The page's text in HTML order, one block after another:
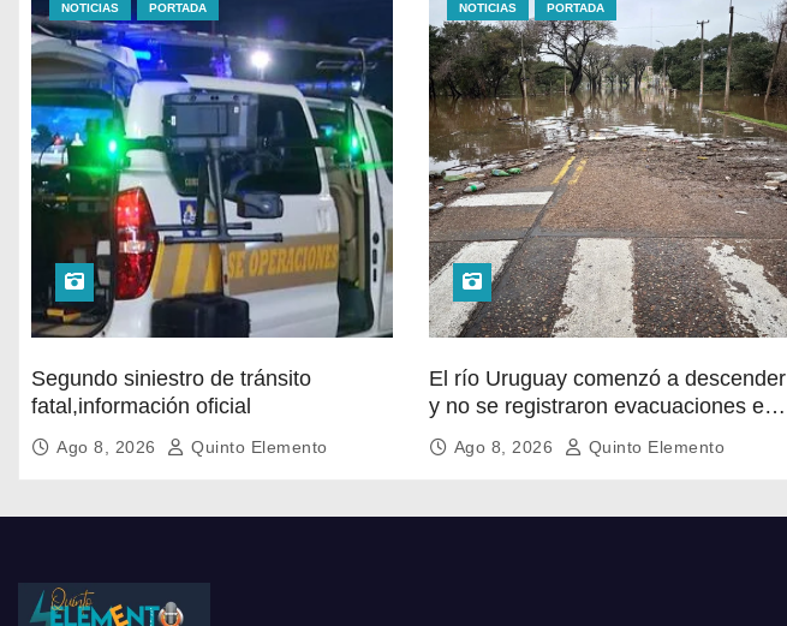
NOTICIAS PORTADA
Segundo siniestro de tránsito
fatal,información oficial
Ago 8, 2026 Quinto Elemento
NOTICIAS PORTADA
El río Uruguay comenzó a descender
y no se registraron evacuaciones en
Salto
Ago 8, 2026 Quinto Elemento